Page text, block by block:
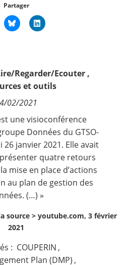
Partager
Regarder/Ecouter ,
et outils
02/2021
une visioconférence
Données du GTSO-
janvier 2021. Elle avait
quatre retours
mise en place d’actions
au plan de gestion des
(…) »
source > youtube.com, 3 février
2021
: COUPERIN ,
Plan (DMP) ,